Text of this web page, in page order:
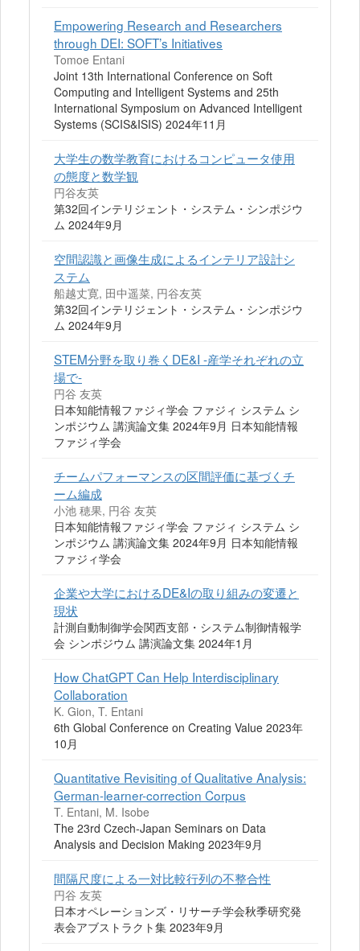
Empowering Research and Researchers
through DEI: SOFT’s Initiatives
Tomoe Entani
Joint 13th International Conference on Soft
Computing and Intelligent Systems and 25th
International Symposium on Advanced Intelligent
Systems (SCIS&ISIS) 2024年11月
大学生の数学教育におけるコンピュータ使用
の態度と数学観
円谷友英
第32回インテリジェント・システム・シンポジウ
ム 2024年9月
空間認識と画像生成によるインテリア設計シ
ステム
船越丈寛, 田中遥菜, 円谷友英
第32回インテリジェント・システム・シンポジウ
ム 2024年9月
STEM分野を取り巻くDE&I -産学それぞれの立
場で-
円谷 友英
日本知能情報ファジィ学会 ファジィ システム シ
ンポジウム 講演論文集 2024年9月 日本知能情報
ファジィ学会
チームパフォーマンスの区間評価に基づくチ
ーム編成
小池 穂果, 円谷 友英
日本知能情報ファジィ学会 ファジィ システム シ
ンポジウム 講演論文集 2024年9月 日本知能情報
ファジィ学会
企業や大学におけるDE&Iの取り組みの変遷と
現状
計測自動制御学会関西支部・システム制御情報学
会 シンポジウム 講演論文集 2024年1月
How ChatGPT Can Help Interdisciplinary
Collaboration
K. Gion, T. Entani
6th Global Conference on Creating Value 2023年
10月
Quantitative Revisiting of Qualitative Analysis:
German-learner-correction Corpus
T. Entani, M. Isobe
The 23rd Czech-Japan Seminars on Data
Analysis and Decision Making 2023年9月
間隔尺度による一対比較行列の不整合性
円谷 友英
日本オペレーションズ・リサーチ学会秋季研究発
表会アブストラクト集 2023年9月